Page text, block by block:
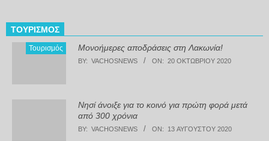
ΤΟΥΡΙΣΜΌΣ
Τουρισμός Μονοήμερες αποδράσεις στη Λακωνία!
BY: VACHOSNEWS ON: 20 ΟΚΤΩΒΡΊΟΥ 2020
Νησί άνοιξε για το κοινό για πρώτη φορά μετά
από 300 χρόνια
BY: VACHOSNEWS ON: 13 ΑΥΓΟΎΣΤΟΥ 2020